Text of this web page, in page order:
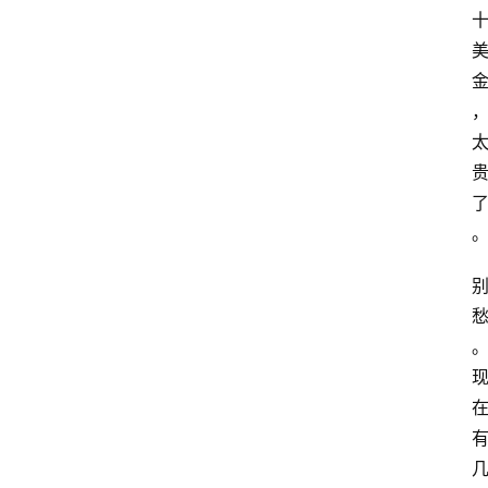
十
美
金
，
太
贵
了
。
别
愁
。
现
在
有
几